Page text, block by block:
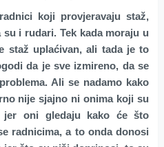
koji provjeravaju staž,
i rudari. Tek kada moraju u
staž uplaćivan, ali tada je to
da je sve izmireno, da se
Ali se nadamo kako
nije sjajno ni onima koji su
jer oni gledaju kako će što
radnicima, a to onda donosi